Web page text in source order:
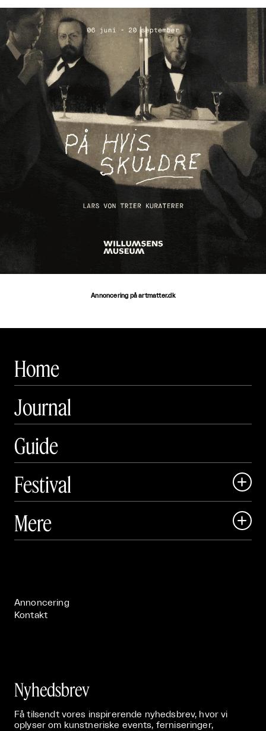
Annoncering på artmatter.dk
Home
Journal
Guide
Festival

 Art Matter Festival
Mere 
Annoncering
Kontakt
Nyhedsbrev
Få tilsendt vores inspirerende nyhedsbrev, hvor vi
oplyser om kunstneriske events, ferniseringer,